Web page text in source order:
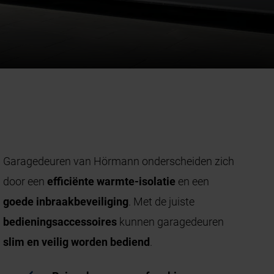
Garagedeuren van Hörmann onderscheiden zich
door een efficiënte warmte-isolatie en een
goede inbraakbeveiliging. Met de juiste
bedieningsaccessoires kunnen garagedeuren
slim en veilig worden bediend.